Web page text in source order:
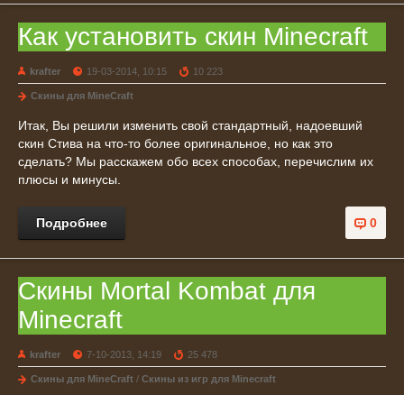
Как установить скин Minecraft
krafter 19-03-2014, 10:15 10 223
Скины для MineCraft
Итак, Вы решили изменить свой стандартный, надоевший
скин Стива на что-то более оригинальное, но как это
сделать? Мы расскажем обо всех способах, перечислим их
плюсы и минусы.
0
Подробнее
Скины Mortal Kombat для
Minecraft
krafter 7-10-2013, 14:19 25 478
Скины для MineCraft / Скины из игр для Minecraft